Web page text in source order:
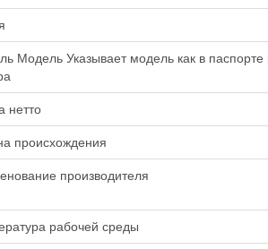
Модель Указывает модель как в паспорте
нетто
происхождения
производителя
рабочей среды